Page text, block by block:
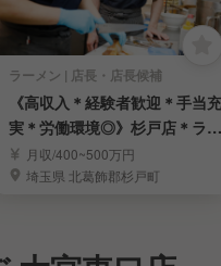
ラーメン | 店長・店長候補
《高収入＊経験者歓迎＊手当充
実＊労働環境◎》杉戸店＊ラー
メンの店長候補募集
月収/400~500万円
埼玉県 北葛飾郡杉戸町